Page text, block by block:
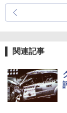
関連記事